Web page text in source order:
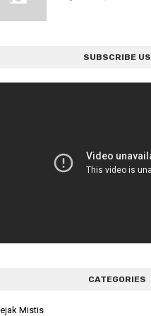
SUBSCRIBE US
CATEGORIES
Mistis